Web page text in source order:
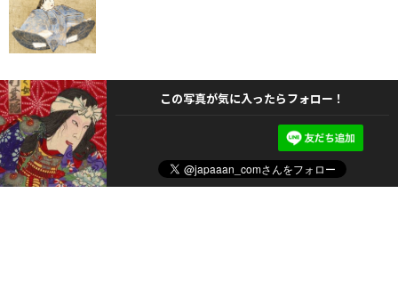
この写真が気に入ったらフォロー！